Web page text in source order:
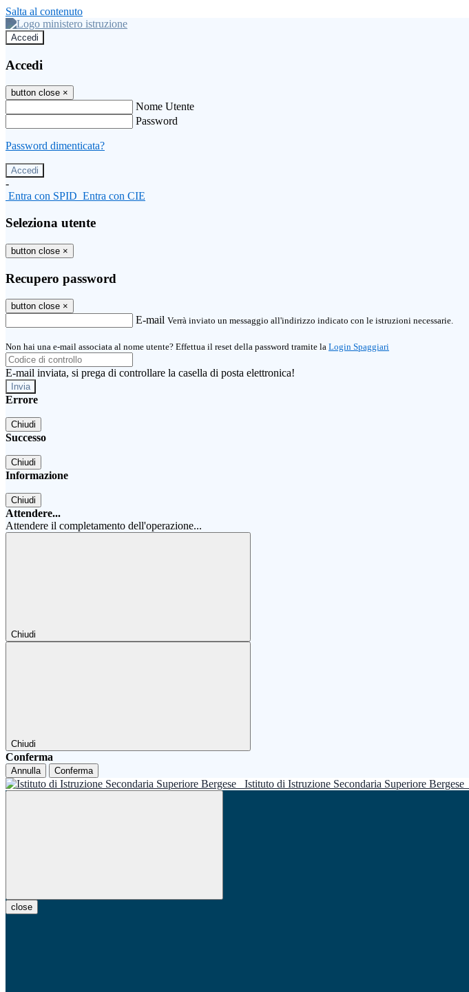
Salta al contenuto
Accedi
Accedi
button close ×
Nome Utente
Password
Password dimenticata?
-
Entra con SPID Entra con CIE
Seleziona utente
button close ×
Recupero password
button close ×
E-mail Verrà inviato un messaggio all'indirizzo indicato con le istruzioni necessarie.
Non hai una e-mail associata al nome utente? Effettua il reset della password tramite la Login Spaggiari
E-mail inviata, si prega di controllare la casella di posta elettronica!
Errore
Chiudi
Successo
Chiudi
Informazione
Chiudi
Attendere...
Attendere il completamento dell'operazione...
Chiudi
Chiudi
Conferma
Annulla Conferma
Istituto di Istruzione Secondaria Superiore Bergese
close